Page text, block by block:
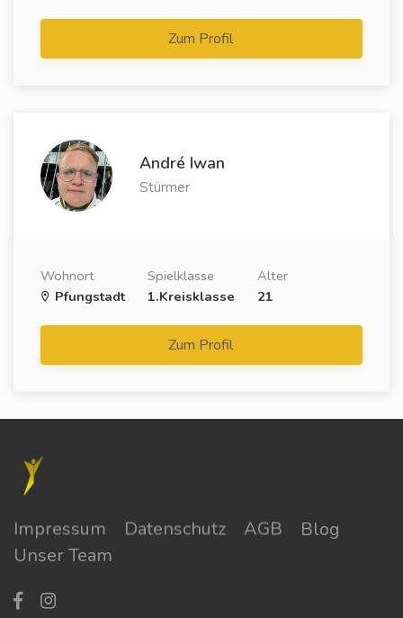
Zum Profil
André Iwan
Stürmer
Wohnort
Pfungstadt
Spielklasse
1.Kreisklasse
Alter
21
Zum Profil
Impressum Datenschutz AGB
Blog
Unser Team